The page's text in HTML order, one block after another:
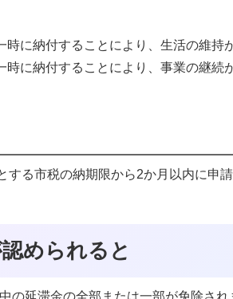
時に納付することにより、生活の維持
時に納付することにより、事業の継続
する市税の納期限から2か月以内に申請
められると
の延滞金の全部または一部が免除され